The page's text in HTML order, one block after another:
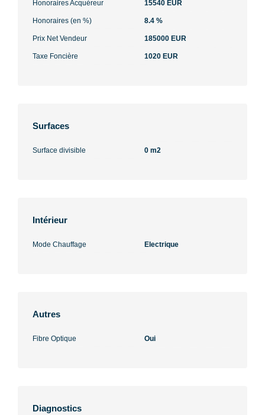
Honoraires Acquéreur 15540 EUR
Honoraires (en %) 8.4 %
Prix Net Vendeur 185000 EUR
Taxe Foncière 1020 EUR
Surfaces
Surface divisible 0 m2
Intérieur
Mode Chauffage Electrique
Autres
Fibre Optique Oui
Diagnostics